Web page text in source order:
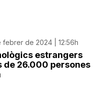
febrer de 2024 | 12:56h
estrangers
de 26.000 persones